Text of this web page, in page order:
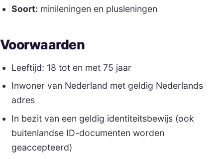
Soort: minileningen en plusleningen
Voorwaarden
Leeftijd: 18 tot en met 75 jaar
Inwoner van Nederland met geldig Nederlands
adres
In bezit van een geldig identiteitsbewijs (ook
buitenlandse ID-documenten worden
geaccepteerd)